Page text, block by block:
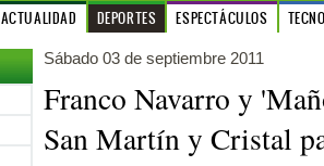
ACTUALIDAD DEPORTES ESPECTÁCULOS
Sábado 03 de septiembre 2011
Franco Navarro y
San Martín y Cristal